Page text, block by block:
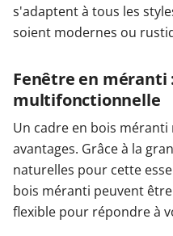
s'adaptent à tous les
soient modernes ou
Fenêtre en méranti
multifonctionnelle
Un cadre en bois
avantages. Grâce à la
naturelles pour cette
bois méranti peuvent
flexible pour répondre à